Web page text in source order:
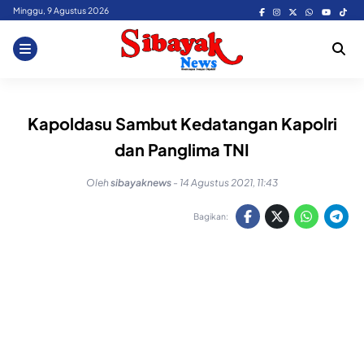
Skip
content
Minggu, 9 Agustus 2026
Kapoldasu Sambut Kedatangan Kapolri
dan Panglima TNI
Olehsibayaknews - 14 Agustus 2021, 11:43
Bagikan: